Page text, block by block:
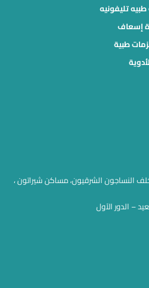
تليفونيه
إسعاف
طبية
خلف النساجون الشرقيون، مساكن شيراتون ،